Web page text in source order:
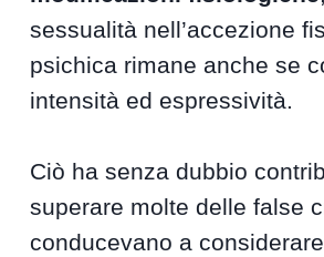
sessualità nell’accezione
psichica rimane anche se
intensità ed espressività.
Ciò ha senza dubbio
superare molte delle false
conducevano a